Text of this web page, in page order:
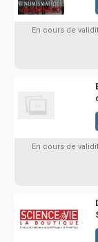
En cours de
En cours de